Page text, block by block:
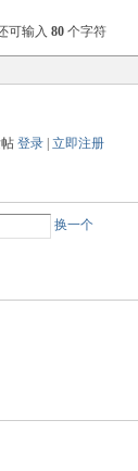
可输入 80 个字符
登录 立即注册
换一个